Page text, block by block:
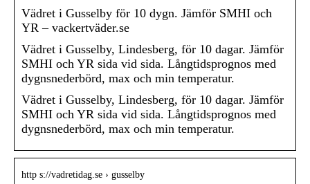
Vädret i Gusselby för 10 dygn. Jämför SMHI och
YR – vackertväder.se
Vädret i Gusselby, Lindesberg, för 10 dagar. Jämför
SMHI och YR sida vid sida. Långtidsprognos med
dygnsnederbörd, max och min temperatur.
Vädret i Gusselby, Lindesberg, för 10 dagar. Jämför
SMHI och YR sida vid sida. Långtidsprognos med
dygnsnederbörd, max och min temperatur.
http s://vadretidag.se › gusselby